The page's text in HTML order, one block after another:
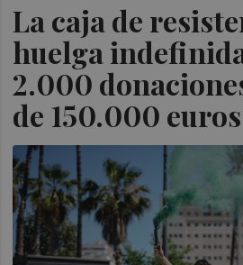
La caja de
huelga
2.000
de 150.000 euros